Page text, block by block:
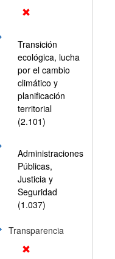
Transición
ecológica, lucha
por el cambio
climático y
planificación
territorial
(2.101)
Administraciones
Públicas,
Justicia y
Seguridad
(1.037)
Transparencia